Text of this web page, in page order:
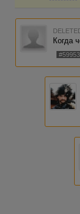
Когда
#59953